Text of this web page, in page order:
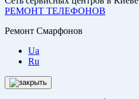
РЕМОНТ ТЕЛЕФОНОВ
Ремонт Смарфонов
Ua
Ru